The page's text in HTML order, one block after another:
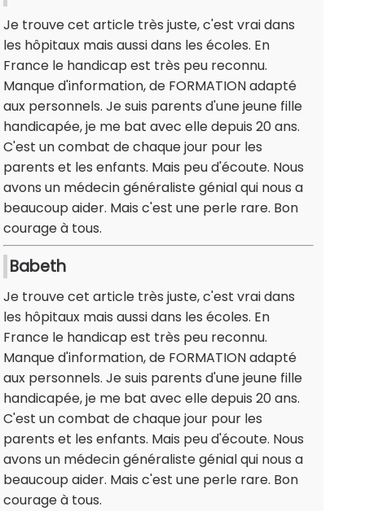
Je trouve cet article très juste, c'est vrai dans
les hôpitaux mais aussi dans les écoles. En
France le handicap est très peu reconnu.
Manque d'information, de FORMATION adapté
aux personnels. Je suis parents d'une jeune fille
handicapée, je me bat avec elle depuis 20 ans.
C'est un combat de chaque jour pour les
parents et les enfants. Mais peu d'écoute. Nous
avons un médecin généraliste génial qui nous a
beaucoup aider. Mais c'est une perle rare. Bon
courage à tous.
Babeth
Je trouve cet article très juste, c'est vrai dans
les hôpitaux mais aussi dans les écoles. En
France le handicap est très peu reconnu.
Manque d'information, de FORMATION adapté
aux personnels. Je suis parents d'une jeune fille
handicapée, je me bat avec elle depuis 20 ans.
C'est un combat de chaque jour pour les
parents et les enfants. Mais peu d'écoute. Nous
avons un médecin généraliste génial qui nous a
beaucoup aider. Mais c'est une perle rare. Bon
courage à tous.